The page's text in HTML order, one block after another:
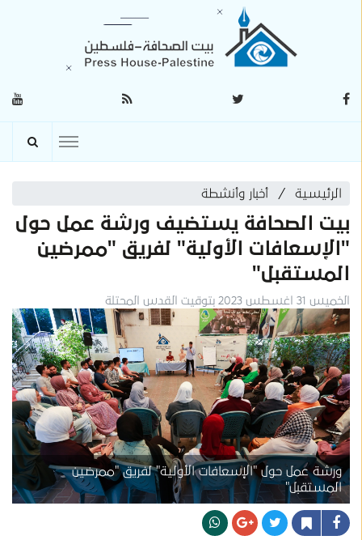
الرئيسية أخبار وأنشطة
بيت الصحافة يستضيف ورشة عمل حول
"الإسعافات الأولية" لفريق "ممرضين
المستقبل"
الخميس 31 اغسطس 2023 بتوقيت القدس المحتلة
ورشة عمل حول "الإسعافات الأولية" لفريق "ممرضين
المستقبل"